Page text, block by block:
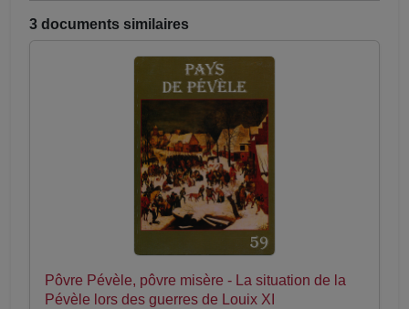
3 documents similaires
Pôvre Pévèle, pôvre misère - La situation de la
Pévèle lors des guerres de Louix XI